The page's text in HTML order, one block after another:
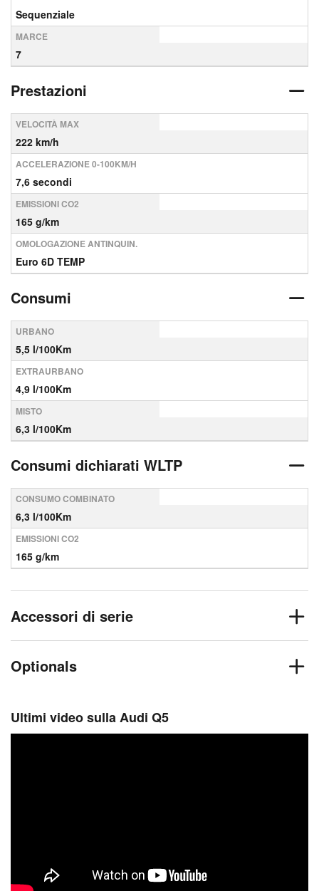
Sequenziale
MARCE
7
Prestazioni
VELOCITÀ MAX
222 km/h
ACCELERAZIONE 0-100KM/H
7,6 secondi
EMISSIONI CO2
165 g/km
OMOLOGAZIONE ANTINQUIN.
Euro 6D TEMP
Consumi
URBANO
5,5 l/100Km
EXTRAURBANO
4,9 l/100Km
MISTO
6,3 l/100Km
Consumi dichiarati WLTP
CONSUMO COMBINATO
6,3 l/100Km
EMISSIONI CO2
165 g/km
Accessori di serie
Optionals
Ultimi video sulla Audi Q5